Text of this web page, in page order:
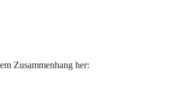
Zusammenhang her: